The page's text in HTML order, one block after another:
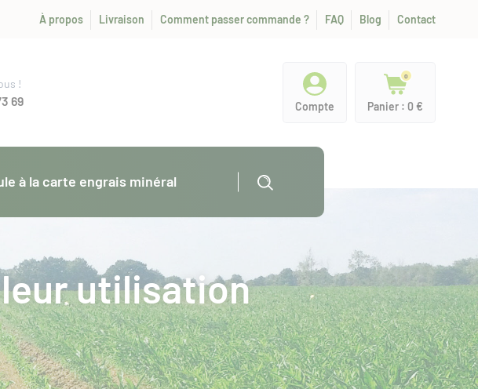
À propos Livraison Comment passer commande ? FAQ Blog Contact
!
69 Compte
0
Panier : 0 €
à la carte engrais minéral
utilisation